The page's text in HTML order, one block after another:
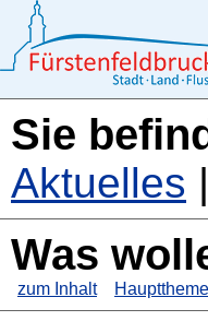
Sie
Aktuelles |
Was
zum Inhalt